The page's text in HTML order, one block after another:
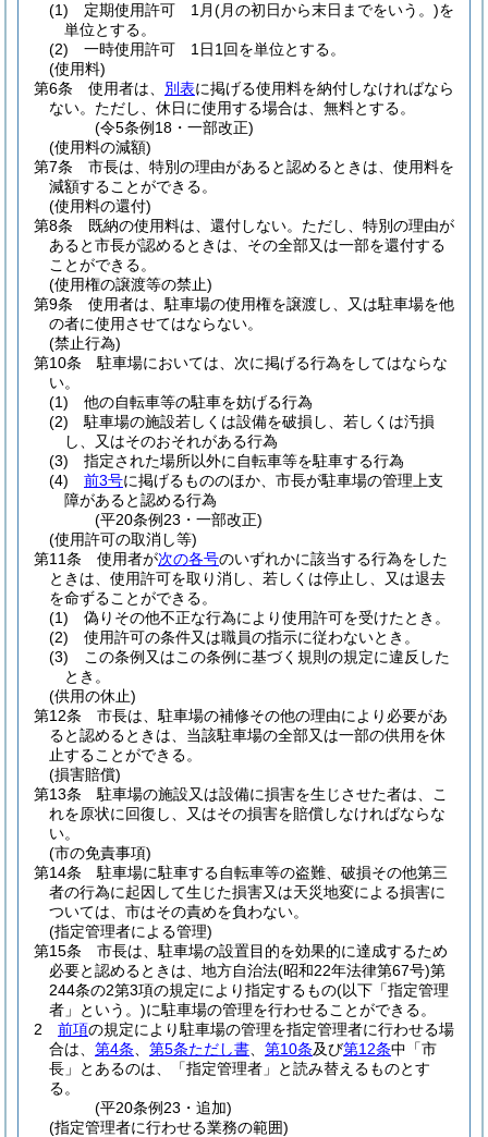
(1)
定期使用許可 1月(月の初日から末日までをいう。)を
単位とする。
(2)
一時使用許可 1日1回を単位とする。
(使用料)
第6条
使用者は、 別表に掲げる使用料を納付しなければなら
ない。 ただし、休日に使用する場合は、無料とする。
(令5条例18・一部改正)
(使用料の減額)
第7条
市長は、特別の理由があると認めるときは、使用料を
減額することができる。
(使用料の還付)
第8条
既納の使用料は、還付しない。 ただし、特別の理由が
あると市長が認めるときは、その全部又は一部を還付する
ことができる。
(使用権の譲渡等の禁止)
第9条
使用者は、駐車場の使用権を譲渡し、又は駐車場を他
の者に使用させてはならない。
(禁止行為)
第10条
駐車場においては、次に掲げる行為をしてはならな
い。
(1)
他の自転車等の駐車を妨げる行為
(2)
駐車場の施設若しくは設備を破損し、若しくは汚損
し、又はそのおそれがある行為
(3)
指定された場所以外に自転車等を駐車する行為
(4)
前3号に掲げるもののほか、市長が駐車場の管理上支
障があると認める行為
(平20条例23・一部改正)
(使用許可の取消し等)
第11条
使用者が次の各号のいずれかに該当する行為をした
ときは、使用許可を取り消し、若しくは停止し、又は退去
を命ずることができる。
(1)
偽りその他不正な行為により使用許可を受けたとき。
(2)
使用許可の条件又は職員の指示に従わないとき。
(3)
この条例又はこの条例に基づく規則の規定に違反した
とき。
(供用の休止)
第12条
市長は、駐車場の補修その他の理由により必要があ
ると認めるときは、当該駐車場の全部又は一部の供用を休
止することができる。
(損害賠償)
第13条
駐車場の施設又は設備に損害を生じさせた者は、こ
れを原状に回復し、又はその損害を賠償しなければならな
い。
(市の免責事項)
第14条
駐車場に駐車する自転車等の盗難、破損その他第三
者の行為に起因して生じた損害又は天災地変による損害に
ついては、市はその責めを負わない。
(指定管理者による管理)
第15条
市長は、駐車場の設置目的を効果的に達成するため
必要と認めるときは、地方自治法(昭和22年法律第67号)第
244条の2第3項の規定により指定するもの(以下「指定管理
者」という。)に駐車場の管理を行わせることができる。
2
前項の規定により駐車場の管理を指定管理者に行わせる場
合は、 第4条 第5条ただし書 第10条及び第12条中「市
長」とあるのは、「指定管理者」と読み替えるものとす
る。
(平20条例23・追加)
(指定管理者に行わせる業務の範囲)